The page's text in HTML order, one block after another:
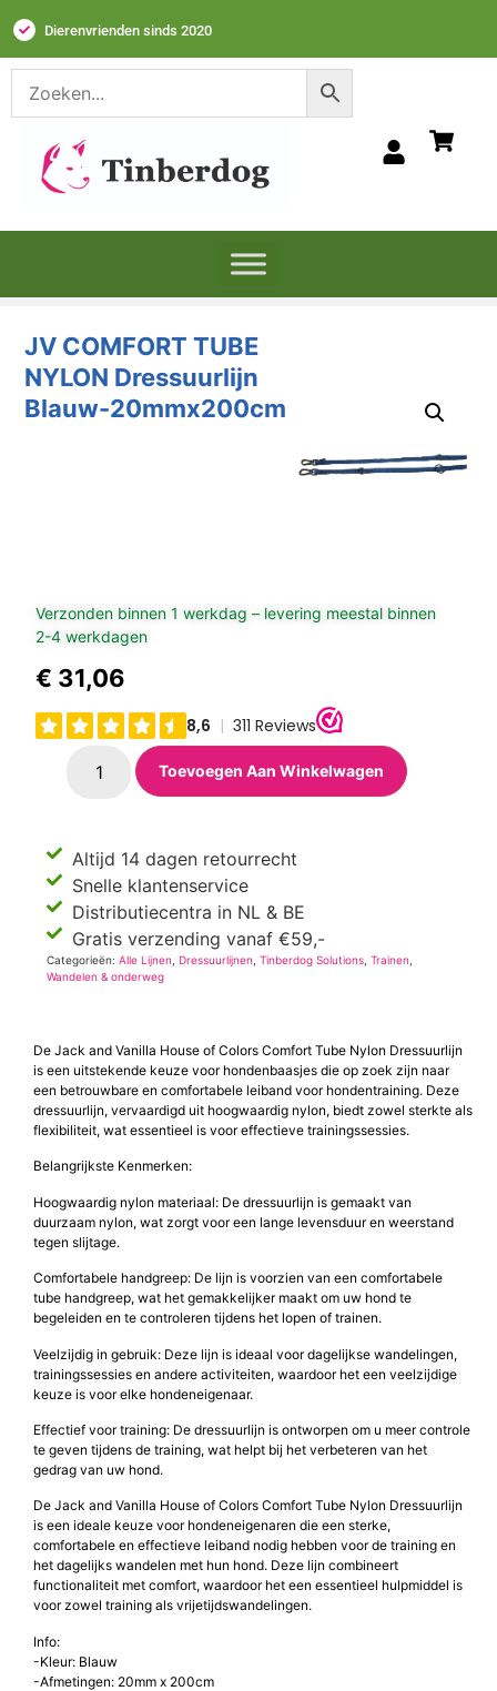
Dierenvrienden sinds 2020
JV COMFORT TUBE
NYLON Dressuurlijn
Blauw-20mmx200cm
Verzonden binnen 1 werkdag – levering meestal binnen
2-4 werkdagen
€ 31,06
Toevoegen Aan Winkelwagen
Altijd 14 dagen retourrecht
Snelle klantenservice
Distributiecentra in NL & BE
Gratis verzending vanaf €59,-
Categorieën:Alle Lijnen ,Dressuurlijnen ,Tinberdog Solutions ,Trainen
Wandelen & onderweg
De Jack and Vanilla House of Colors Comfort Tube Nylon Dressuurlijn
is een uitstekende keuze voor hondenbaasjes die op zoek zijn naar
een betrouwbare en comfortabele leiband voor hondentraining. Deze
dressuurlijn, vervaardigd uit hoogwaardig nylon, biedt zowel sterkte als
flexibiliteit, wat essentieel is voor effectieve trainingssessies.
Belangrijkste Kenmerken:
Hoogwaardig nylon materiaal: De dressuurlijn is gemaakt van
duurzaam nylon, wat zorgt voor een lange levensduur en weerstand
tegen slijtage.
Comfortabele handgreep: De lijn is voorzien van een comfortabele
tube handgreep, wat het gemakkelijker maakt om uw hond te
begeleiden en te controleren tijdens het lopen of trainen.
Veelzijdig in gebruik: Deze lijn is ideaal voor dagelijkse wandelingen,
trainingssessies en andere activiteiten, waardoor het een veelzijdige
keuze is voor elke hondeneigenaar.
Effectief voor training: De dressuurlijn is ontworpen om u meer controle
te geven tijdens de training, wat helpt bij het verbeteren van het
gedrag van uw hond.
De Jack and Vanilla House of Colors Comfort Tube Nylon Dressuurlijn
is een ideale keuze voor hondeneigenaren die een sterke,
comfortabele en effectieve leiband nodig hebben voor de training en
het dagelijks wandelen met hun hond. Deze lijn combineert
functionaliteit met comfort, waardoor het een essentieel hulpmiddel is
voor zowel training als vrijetijdswandelingen.
Info:
-Kleur: Blauw
-Afmetingen: 20mm x 200cm